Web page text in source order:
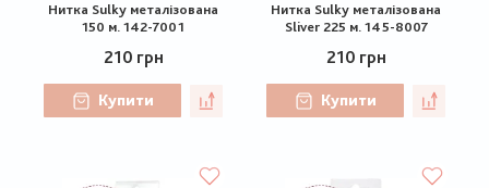
Нитка Sulky металізована
150 м. 142-7001
210 грн
Купити
Нитка Sulky металізована
Sliver 225 м. 145-8007
210 грн
Купити